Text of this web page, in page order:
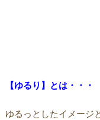
【ゆるり】とは・・・
ゆるっとしたイメージ